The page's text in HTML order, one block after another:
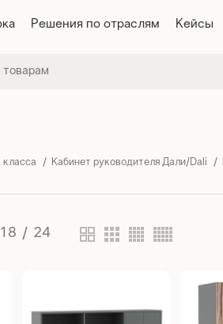
Решения по отраслям Кейсы
Кабинет руководителя Дали/Dali
18 24